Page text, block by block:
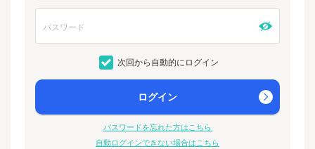
次回から自動的にログイン
ログイン
パスワードを忘れた方はこちら
自動ログインできない場合はこちら